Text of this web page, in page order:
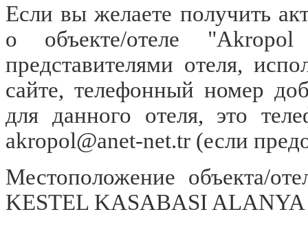
Если вы желаете получить
о объекте/отеле
представителями отеля,
сайте, телефонный номер
для данного отеля, это
akropol@anet-net.tr (если
Местоположение объекта/
KESTEL KASABASI ALANYA